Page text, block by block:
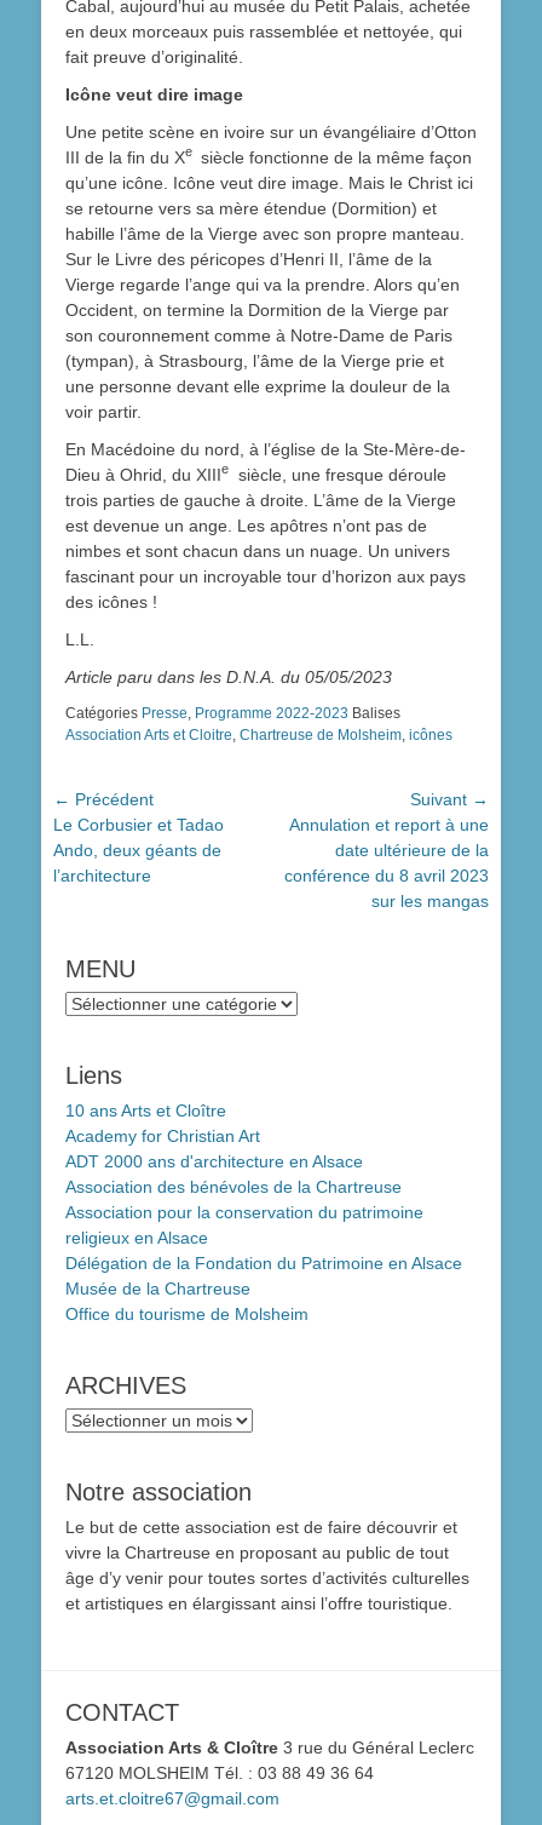
Cabal, aujourd’hui au musée du Petit Palais, achetée
en deux morceaux puis rassemblée et nettoyée, qui
fait preuve d’originalité.
Icône veut dire image
Une petite scène en ivoire sur un évangéliaire d’Otton
III de la fin du Xe siècle fonctionne de la même façon
qu’une icône. Icône veut dire image. Mais le Christ ici
se retourne vers sa mère étendue (Dormition) et
habille l’âme de la Vierge avec son propre manteau.
Sur le Livre des péricopes d’Henri II, l’âme de la
Vierge regarde l’ange qui va la prendre. Alors qu’en
Occident, on termine la Dormition de la Vierge par
son couronnement comme à Notre-Dame de Paris
(tympan), à Strasbourg, l’âme de la Vierge prie et
une personne devant elle exprime la douleur de la
voir partir.
En Macédoine du nord, à l’église de la Ste-Mère-de-
Dieu à Ohrid, du XIIIe
siècle, une fresque déroule
trois parties de gauche à droite. L’âme de la Vierge
est devenue un ange. Les apôtres n’ont pas de
nimbes et sont chacun dans un nuage. Un univers
fascinant pour un incroyable tour d’horizon aux pays
des icônes !
L.L.
Article paru dans les D.N.A. du 05/05/2023
Catégories Presse Programme 2022-2023 Balises
Association Arts et Cloitre Chartreuse de Molsheim icônes
Navigation
de
l’article
← Précédent
Article
précédent :
Le Corbusier et Tadao
Ando, deux géants de
l’architecture
Suivant →
Article
Annulation et report à une
date ultérieure de la
conférence du 8 avril 2023
sur les mangas
MENU
MENU
Liens
10 ans Arts et Cloître
Academy for Christian Art
ADT 2000 ans d'architecture en Alsace
Association des bénévoles de la Chartreuse
Association pour la conservation du patrimoine
religieux en Alsace
Délégation de la Fondation du Patrimoine en Alsace
Musée de la Chartreuse
Office du tourisme de Molsheim
ARCHIVES
ARCHIVES
Notre association
Le but de cette association est de faire découvrir et
vivre la Chartreuse en proposant au public de tout
âge d’y venir pour toutes sortes d’activités culturelles
et artistiques en élargissant ainsi l’offre touristique.
CONTACT
Association Arts & Cloître 3 rue du Général Leclerc
67120 MOLSHEIM Tél. : 03 88 49 36 64
arts.et.cloitre67@gmail.com